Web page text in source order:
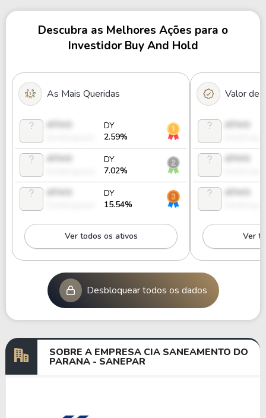
Descubra as Melhores Ações para o
Investidor Buy And Hold
As Mais Queridas
DY
2.59%
DY
7.02%
DY
15.54%
Ver todos os ativos
Valor de
Ver
Desbloquear todos os dados
SOBRE A EMPRESA CIA SANEAMENTO DO
PARANA - SANEPAR